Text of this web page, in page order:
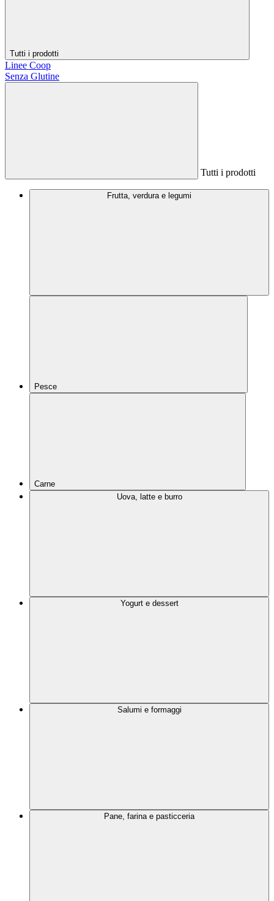
Tutti i prodotti
Linee Coop
Senza Glutine
Tutti i prodotti
Frutta, verdura e legumi
Pesce
Carne
Uova, latte e burro
Yogurt e dessert
Salumi e formaggi
Pane, farina e pasticceria